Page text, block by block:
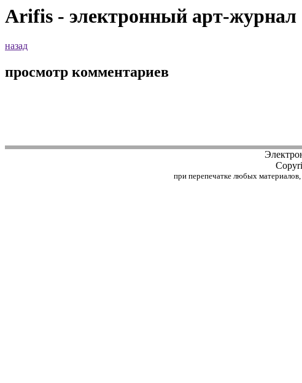
Arifis - электронный арт-журнал
назад
просмотр комментариев
при перепечатке любых